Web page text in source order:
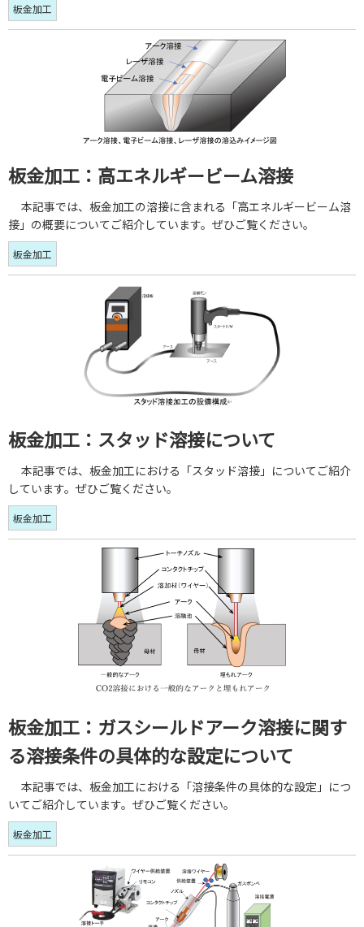
板金加工
板金加工：高エネルギービーム溶接
本記事では、板金加工の溶接に含まれる「高エネルギービーム溶
接」の概要についてご紹介しています。ぜひご覧ください。
板金加工
板金加工：スタッド溶接について
本記事では、板金加工における「スタッド溶接」についてご紹介
しています。ぜひご覧ください。
板金加工
板金加工：ガスシールドアーク溶接に関す
る溶接条件の具体的な設定について
本記事では、板金加工における「溶接条件の具体的な設定」につ
いてご紹介しています。ぜひご覧ください。
板金加工